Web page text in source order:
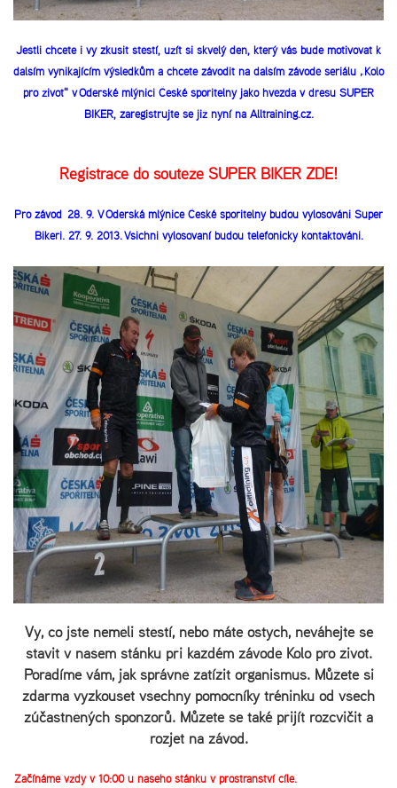
Jestli chcete i vy zkusit štěstí, užít si skvělý den, který vás bude motivovat k
dalším vynikajícím výsledkům a chcete závodit na dalším závodě seriálu „Kolo
pro život" v Oderské mlýnici České spořitelny jako hvězda v dresu SUPER
BIKER, zaregistrujte se již nyní na Alltraining.cz.
Registrace do soutěže SUPER BIKER ZDE!
Pro závod 28. 9. V Oderská mlýnice České spořitelny budou vylosováni Super
Bikeři. 27. 9. 2013. Všichni vylosovaní budou telefonicky kontaktováni.
Vy, co jste neměli štěstí, nebo máte ostych, neváhejte se
stavit v našem stánku při každém závodě Kolo pro život.
Poradíme vám, jak správně zatížit organismus. Můžete si
zdarma vyzkoušet všechny pomocníky tréninku od všech
zúčastněných sponzorů. Můžete se také přijít rozcvičit a
rozjet na závod.
Začínáme vždy v 10:00 u našeho stánku v prostranství cíle.